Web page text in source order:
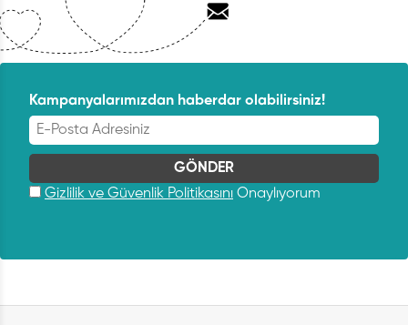
Kampanyalarımızdan haberdar olabilirsiniz!
Gizlilik ve Güvenlik Politikasını Onaylıyorum